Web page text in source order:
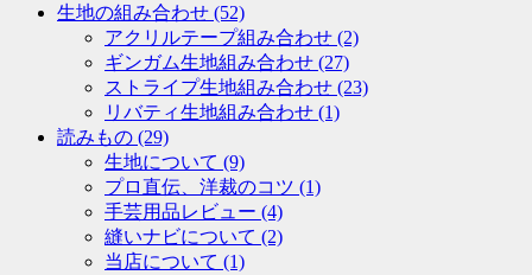
生地の組み合わせ (52)
アクリルテープ組み合わせ (2)
ギンガム生地組み合わせ (27)
ストライプ生地組み合わせ (23)
リバティ生地組み合わせ (1)
読みもの (29)
生地について (9)
プロ直伝、洋裁のコツ (1)
手芸用品レビュー (4)
縫いナビについて (2)
当店について (1)